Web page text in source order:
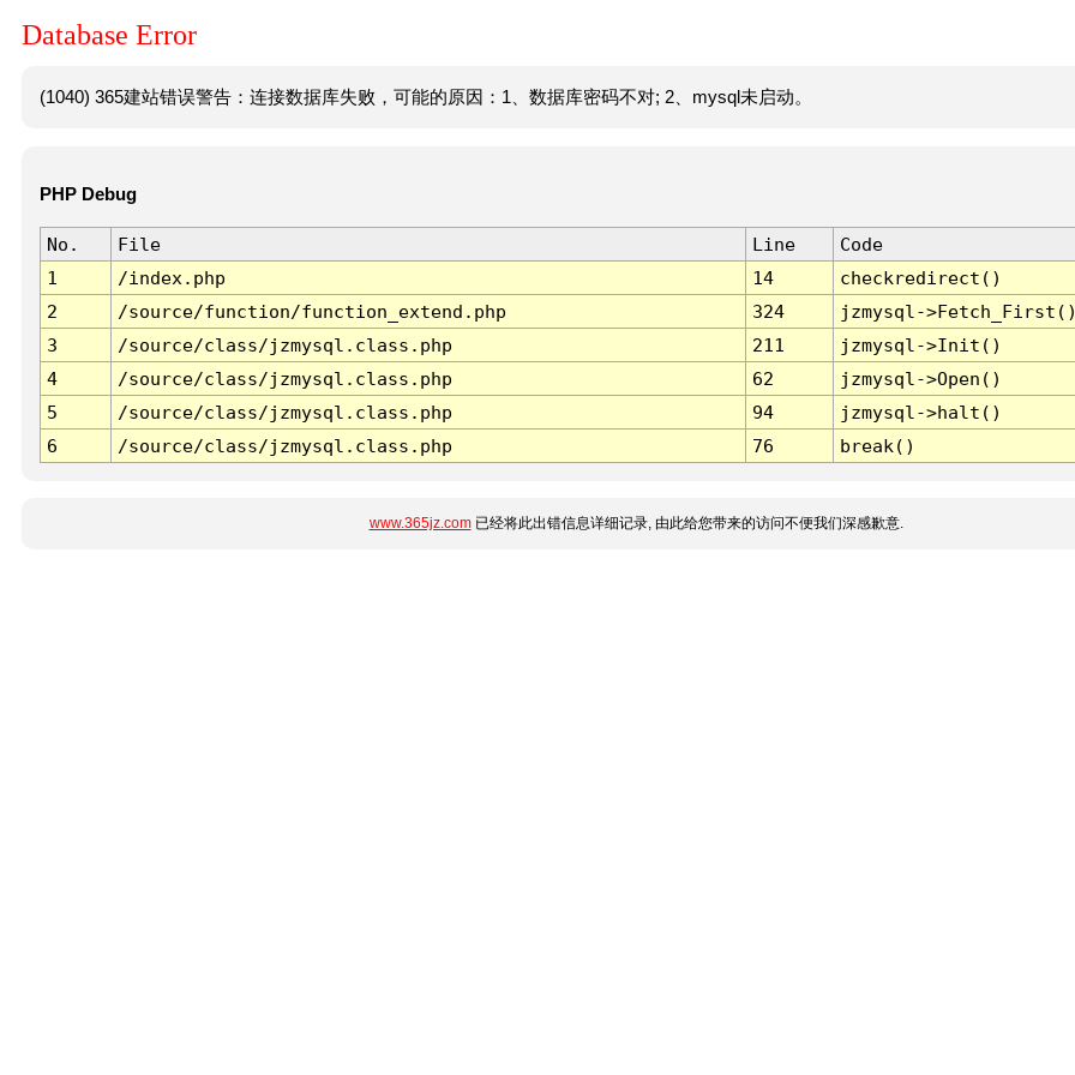
Database Error
(1040) 365建站错误警告：连接数据库失败，可能的原因：1、数据库密码不对; 2、mysql未启动。
PHP Debug
No. File Line
Code
1
/index.php 14
checkredirect()
2
/source/function/function_extend.php 324
jzmysql-
3
/source/class/jzmysql.class.php 211
jzmysql->Init()
4
/source/class/jzmysql.class.php 62
jzmysql->Open()
5
/source/class/jzmysql.class.php 94
jzmysql->halt()
6
/source/class/jzmysql.class.php 76 break()
www.365jz.com已经将此出错信息详细记录, 由此给您带来的访问不便我们深感歉意.